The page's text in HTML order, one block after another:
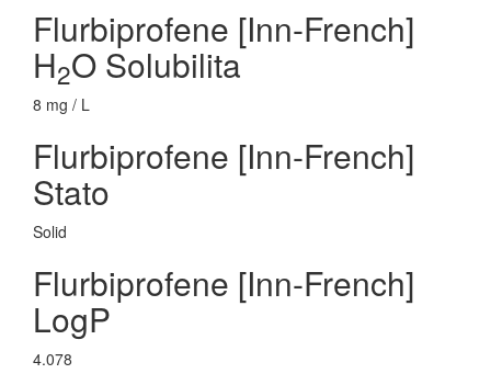
Flurbiprofene [Inn-French]
H2O Solubilita
8 mg / L
Flurbiprofene [Inn-French]
Stato
Solid
Flurbiprofene [Inn-French]
LogP
4.078